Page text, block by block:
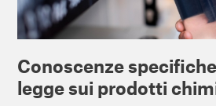
Conoscenze
legge sui prodotti